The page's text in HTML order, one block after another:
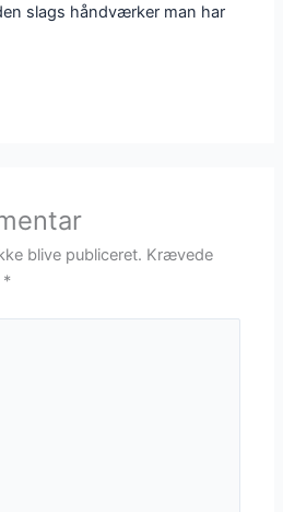
slags håndværker man har
blive publiceret. Krævede
*